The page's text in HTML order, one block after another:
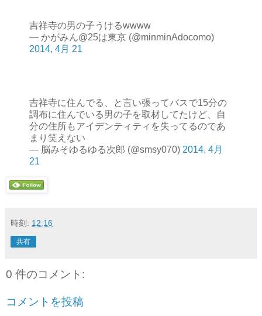
吉祥寺の男の子うけるwwww
— かがみん@25は東京 (@minminAdocomo)
2014, 4月 21
吉祥寺に住んでる、と言い張ってバスで15分の
調布に住んでいる男の子を取材してたけど、自
分の住所もアイデンティティを失ってるのであ
まり笑えない
— 脳みそゆるゆる次郎 (@smsy070) 2014, 4月
21
時刻: 12:16
共有
0 件のコメント:
コメントを投稿